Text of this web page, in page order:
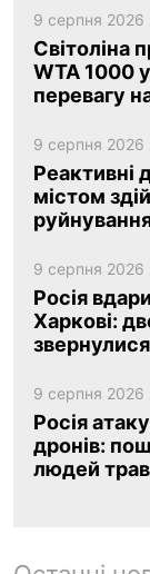
9 серпня 2026
Світоліна
WTA 1000
перевагу
9 серпня 2026
Реактивні
містом
9 серпня 2026
Росія
Харкові:
9 серпня 2026
Росія
дронів:
людей